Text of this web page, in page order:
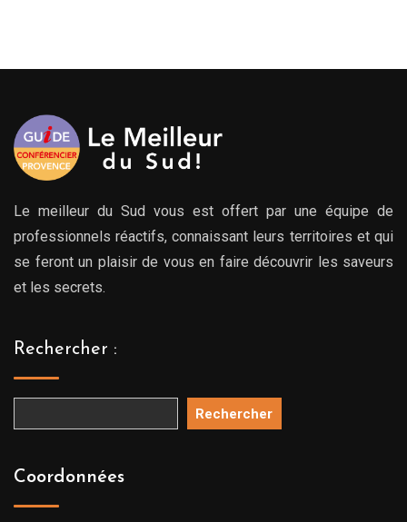
Le meilleur du Sud vous est offert par une équipe de
professionnels réactifs, connaissant leurs territoires et qui
se feront un plaisir de vous en faire découvrir les saveurs
et les secrets.
Rechercher :
Rechercher
Coordonnées